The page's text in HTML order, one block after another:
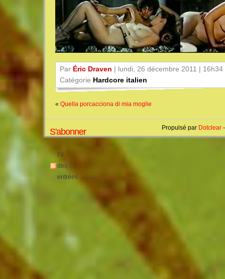
Par Éric Draven | lundi, 26 décembre 2011 | 16h34
Catégorie Hardcore italien
« Quella porcacciona di mia moglie
S'abonner
Fil
des
entrées
Propulsé par Dotclear